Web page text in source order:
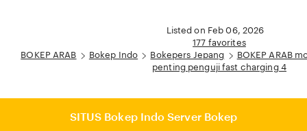
Listed on Feb 06, 2026
177 favorites
BOKEP ARAB
Bokep Indo Bokepers Jepang
BOKEP ARAB
penting penguji fast charging 4
SITUS Bokep Indo Server Bokep